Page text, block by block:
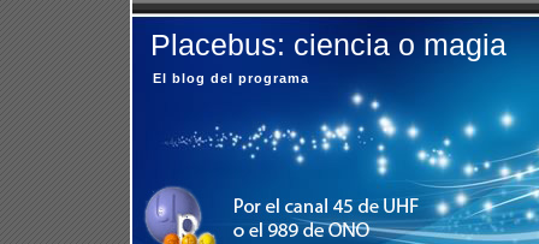
Placebus: ciencia o magia
El blog del programa